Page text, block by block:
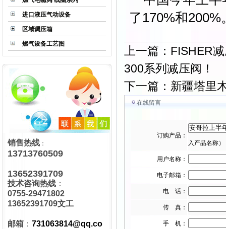
进口液压气动设备
区域调压箱
燃气设备工艺图
销售热线 ：
13713760509
13652391709
技术咨询热线 ：
0755-29471802
13652391709文工
邮箱 ： 731063814@qq.co
LS系列气体减压阀
R100UD真空调压器
了170%和200%
上一篇： FISHER
300系列减压阀！
下一篇： 新疆塔里
在线留言
订购产品：
入产品名称）
用户名称：
电子邮箱：
电 话：
传 真：
手 机：